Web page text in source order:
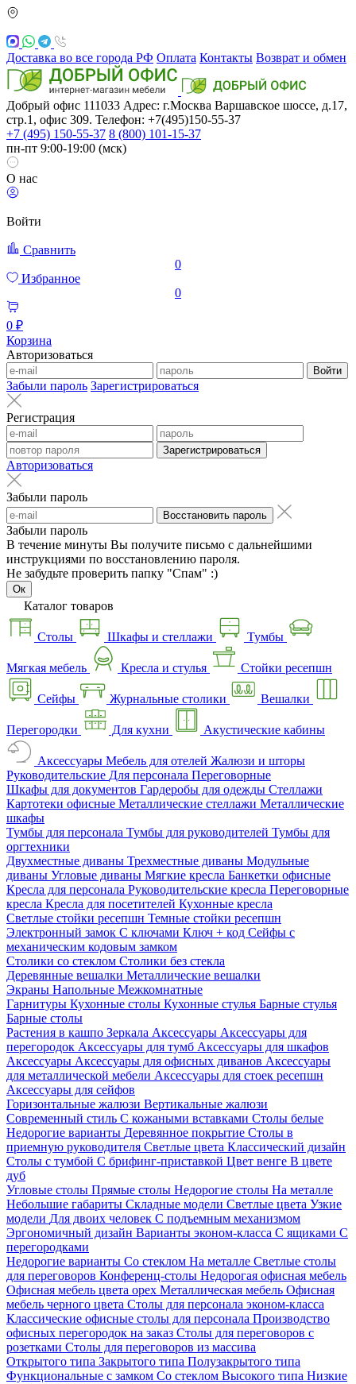
Доставка во все города РФ Оплата Контакты Возврат и обмен
Добрый офис 111033 Адрес: г.Москва Варшавское шоссе, д.17,
стр.1, офис 309. Телефон: +7(495)150-55-37
+7 (495) 150-55-37 8 (800) 101-15-37
пн-пт 9:00-19:00 (мск)
О нас
Войти
Сравнить
0
Избранное
0
0 ₽
Корзина
Авторизоваться
Войти
Забыли пароль Зарегистрироваться
Регистрация
Зарегистрироваться
Авторизоваться
Забыли пароль
Восстановить пароль
Забыли пароль
В течение минуты Вы получите письмо с дальнейшими
инструкциями по восстановлению пароля.
Не забудьте проверить папку "Спам" :)
Ок
Каталог товаров
Столы Шкафы и стеллажи Тумбы
Мягкая мебель Кресла и стулья Стойки ресепшн
Сейфы Журнальные столики Вешалки
Перегородки Для кухни Акустические кабины
Аксессуары Мебель для отелей Жалюзи и шторы
Руководительские Для персонала Переговорные
Шкафы для документов Гардеробы для одежды Стеллажи
Картотеки офисные Металлические стеллажи Металлические
шкафы
Тумбы для персонала Тумбы для руководителей Тумбы для
оргтехники
Двухместные диваны Трехместные диваны Модульные
диваны Угловые диваны Мягкие кресла Банкетки офисные
Кресла для персонала Руководительские кресла Переговорные
кресла Кресла для посетителей Кухонные кресла
Светлые стойки ресепшн Темные стойки ресепшн
Электронный замок С ключами Ключ + код Сейфы с
механическим кодовым замком
Столики со стеклом Столики без стекла
Деревянные вешалки Металлические вешалки
Экраны Напольные Межкомнатные
Гарнитуры Кухонные столы Кухонные стулья Барные стулья
Барные столы
Растения в кашпо Зеркала Аксессуары Аксессуары для
перегородок Аксессуары для тумб Аксессуары для шкафов
Аксессуары Аксессуары для офисных диванов Аксессуары
для металлической мебели Аксессуары для стоек ресепшн
Аксессуары для сейфов
Горизонтальные жалюзи Вертикальные жалюзи
Современный стиль С кожаными вставками Столы белые
Недорогие варианты Деревянное покрытие Столы в
приемную руководителя Светлые цвета Классический дизайн
Столы с тумбой С брифинг-приставкой Цвет венге В цвете
дуб
Угловые столы Прямые столы Недорогие столы На металле
Небольшие габариты Складные модели Светлые цвета Узкие
модели Для двоих человек С подъемным механизмом
Эргономичный дизайн Варианты эконом-класса С ящиками С
перегородками
Недорогие варианты Со стеклом На металле Светлые столы
для переговоров Конференц-столы Недорогая офисная мебель
Офисная мебель цвета орех Металлическая мебель Офисная
мебель черного цвета Столы для персонала эконом-класса
Классические офисные столы для персонала Производство
офисных перегородок на заказ Столы для переговоров с
розетками Столы для переговоров из массива
Открытого типа Закрытого типа Полузакрытого типа
Функциональные с замком Со стеклом Высокого типа Низкие